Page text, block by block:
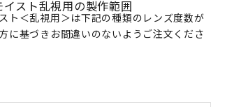
スト乱視用の製作範囲
ト＜乱視用＞は下記の種類のレンズ度数が
に基づきお間違いのないようご注文くださ